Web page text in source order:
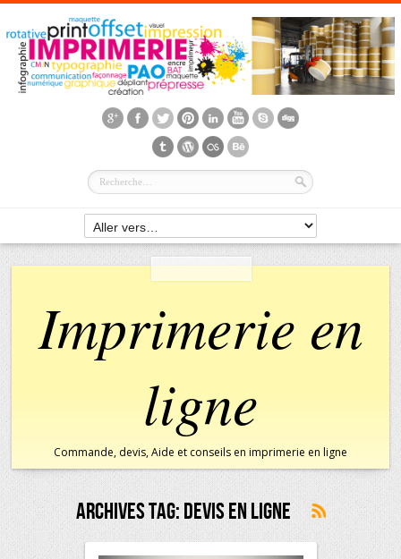
Imprimerie en
ligne
Commande, devis, Aide et conseils en imprimerie en ligne
Archives Tag:Devis En Ligne